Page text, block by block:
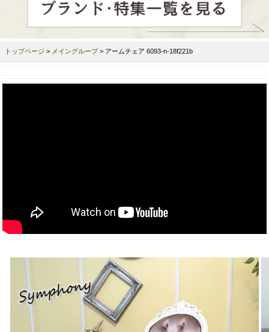
トップページ > メイングループ > アームチェア 6093-n-18f221b